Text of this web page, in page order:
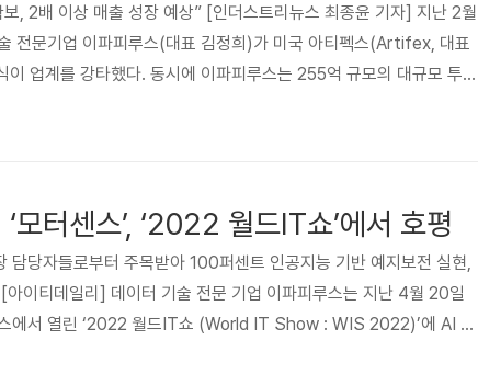
, 2배 이상 매출 성장 예상” [인더스트리뉴스 최종윤 기자] 지난 2월
전문기업 이파피루스(대표 김정희)가 미국 아티펙스(Artifex, 대표
이 업계를 강타했다. 동시에 이파피루스는 255억 규모의 대규모 투자
내 전자문서 시장에서 리더 자리를 지켜온 이파피루스가 본격 글로벌
모터센스’, ‘2022 월드IT쇼’에서 호평
담당자들로부터 주목받아 100퍼센트 인공지능 기반 예지보전 실현,
이티데일리] 데이터 기술 전문 기업 이파피루스는 지난 4월 20일
에서 열린 ‘2022 월드IT쇼 (World IT Show : WIS 2022)’에 AI 예
호평을 받았다. 인공지능 예지보전 솔루션 ‘모터센스(MotorSens